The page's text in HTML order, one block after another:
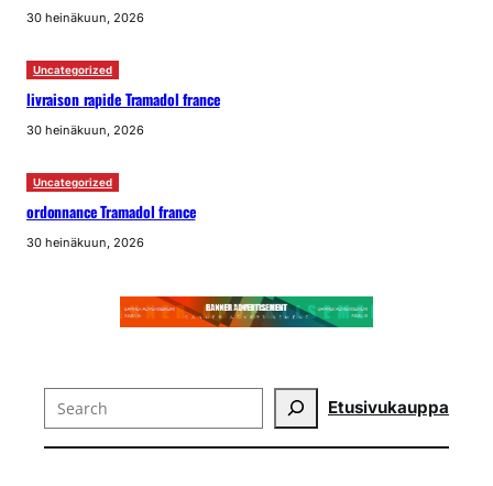
30 heinäkuun, 2026
Uncategorized
livraison rapide Tramadol france
30 heinäkuun, 2026
Uncategorized
ordonnance Tramadol france
30 heinäkuun, 2026
Search Etusivukauppa